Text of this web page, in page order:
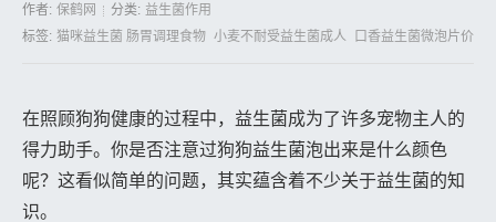
作者: 保鹤网 分类: 益生菌作用
标签: 猫咪益生菌 肠胃调理食物 小麦不耐受益生菌成人 口香益生菌微泡片价格
在照顾狗狗健康的过程中，益生菌成为了许多宠物主人的
得力助手。你是否注意过狗狗益生菌泡出来是什么颜色
呢？这看似简单的问题，其实蕴含着不少关于益生菌的知
识。